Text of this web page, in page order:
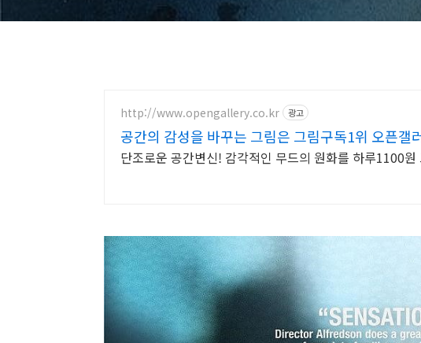
http://www.opengallery.co.kr 광고
공간의 감성을 바꾸는 그림은 그림구독1위 오픈갤
단조로운 공간변신! 감각적인 무드의 원화를 하루1100